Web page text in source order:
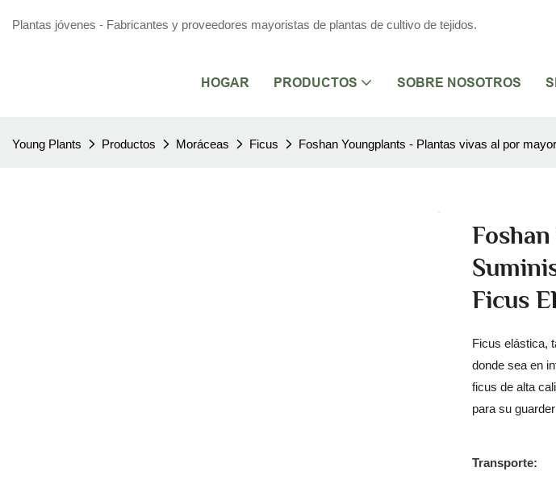
Plantas jóvenes - Fabricantes y proveedores mayoristas de plantas de cultivo de tejidos.
HOGAR PRODUCTOS SOBRE NOSOTROS
Young Plants Productos Moráceas Ficus Foshan Youngplants - Plantas vivas al por
Ficus
Ficus elástica,
donde sea en
ficus de alta
para su
Transporte: